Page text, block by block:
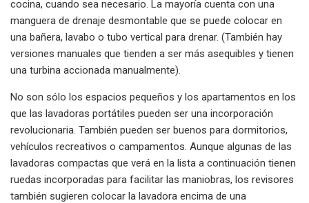
cocina, cuando sea necesario. La mayoría cuenta con una
manguera de drenaje desmontable que se puede colocar en
una bañera, lavabo o tubo vertical para drenar. (También hay
versiones manuales que tienden a ser más asequibles y tienen
una turbina accionada manualmente).
No son sólo los espacios pequeños y los apartamentos en los
que las lavadoras portátiles pueden ser una incorporación
revolucionaria. También pueden ser buenos para dormitorios,
vehículos recreativos o campamentos. Aunque algunas de las
lavadoras compactas que verá en la lista a continuación tienen
ruedas incorporadas para facilitar las maniobras, los revisores
también sugieren colocar la lavadora encima de una